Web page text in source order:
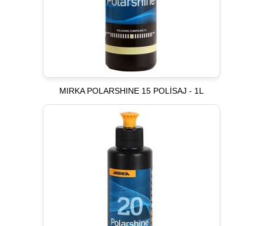
MIRKA POLARSHINE 15 POLİSAJ - 1L